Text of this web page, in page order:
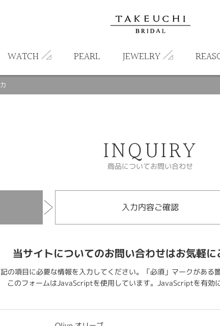
WATCH PEARL JEWELRY
INQUIRY
商品についてお問い合わせ
入力内容ご確認
当サイトについてのお問い合わせはお気軽
の項目に必要な情報を入力してください。「必須」マークがある
このフォームはJavaScriptを使用しています。JavaScriptを有効